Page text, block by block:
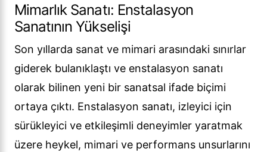
Mimarlık Sanatı: Enstalasyon
Sanatının Yükselişi
Son yıllarda sanat ve mimari arasındaki sınırlar
giderek bulanıklaştı ve enstalasyon sanatı
olarak bilinen yeni bir sanatsal ifade biçimi
ortaya çıktı. Enstalasyon sanatı, izleyici için
sürükleyici ve etkileşimli deneyimler yaratmak
üzere heykel, mimari ve performans unsurlarını